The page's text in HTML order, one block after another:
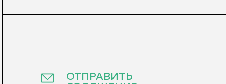
ОТПРАВИТЬ